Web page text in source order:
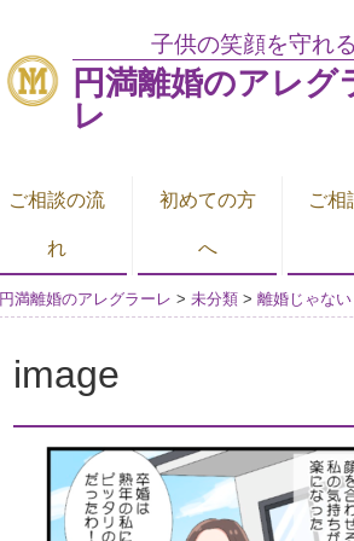
子供の笑顔を守れる
円満離婚のアレグ
レ
ご相談の流
れ
初めての方
へ
ご相
円満離婚のアレグラーレ > 未分類 > 離婚じゃな
image